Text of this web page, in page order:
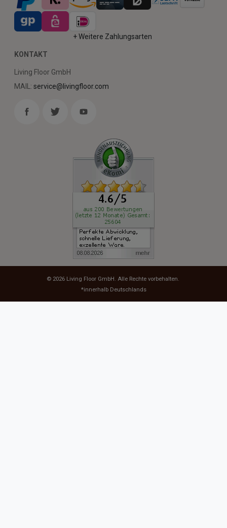
+ Weitere Zahlungsarten
KONTAKT
Living Floor GmbH
MAIL: service@livingfloor.com
© 2026 Living Floor GmbH . Alle Rechte vorbehalten.
*innerhalb Deutschlands